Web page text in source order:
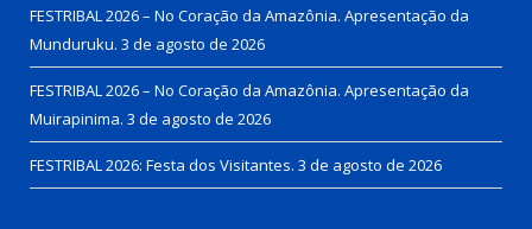
FESTRIBAL 2026 – No Coração da Amazônia. Apresentação da
Munduruku. 3 de agosto de 2026
FESTRIBAL 2026 – No Coração da Amazônia. Apresentação da
Muirapinima. 3 de agosto de 2026
FESTRIBAL 2026: Festa dos Visitantes. 3 de agosto de 2026